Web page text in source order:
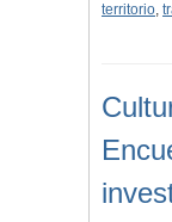
territorio,